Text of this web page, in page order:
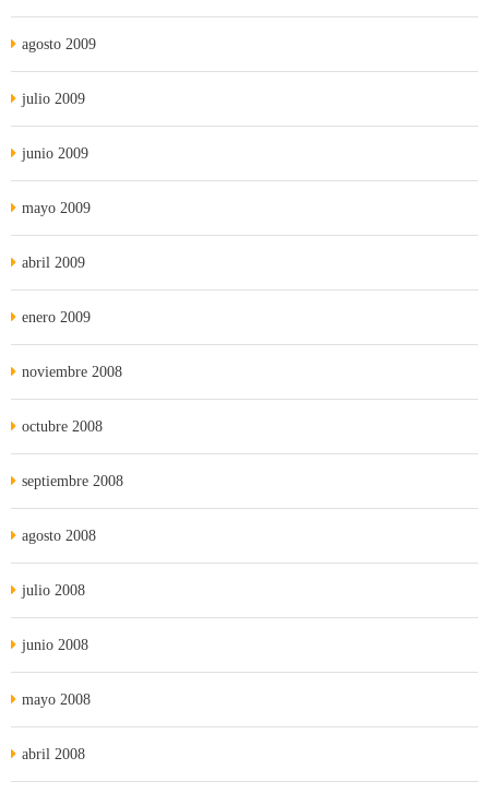
agosto 2009
julio 2009
junio 2009
mayo 2009
abril 2009
enero 2009
noviembre 2008
octubre 2008
septiembre 2008
agosto 2008
julio 2008
junio 2008
mayo 2008
abril 2008